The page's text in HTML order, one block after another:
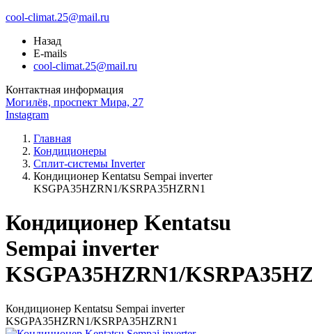
cool-climat.25@mail.ru
Назад
E-mails
cool-climat.25@mail.ru
Контактная информация
Могилёв, проспект Мира, 27
Instagram
Главная
Кондиционеры
Сплит-системы Inverter
Кондиционер Kentatsu Sempai inverter
KSGPA35HZRN1/KSRPA35HZRN1
Кондиционер Kentatsu
Sempai inverter
KSGPA35HZRN1/
Кондиционер Kentatsu Sempai inverter
KSGPA35HZRN1/KSRPA35HZRN1